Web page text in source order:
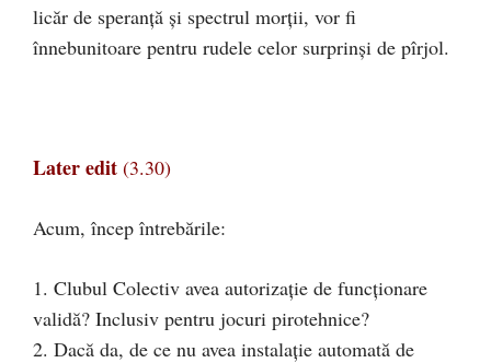
licăr de speranţă şi spectrul morţii, vor fi
înnebunitoare pentru rudele celor surprinşi de pîrjol.
Later edit (3.30)
Acum, încep întrebările:
1. Clubul Colectiv avea autorizaţie de funcţionare
validă? Inclusiv pentru jocuri pirotehnice?
2. Dacă da, de ce nu avea instalaţie automată de